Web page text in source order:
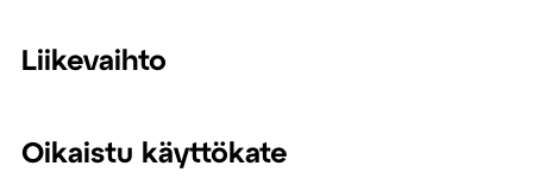
Liikevaihto
Oikaistu käyttökate